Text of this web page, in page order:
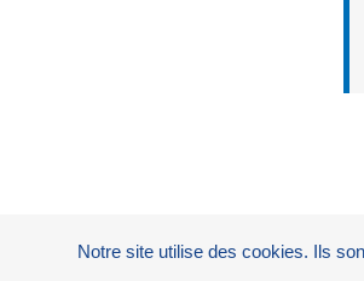
Notre site utilise des cookies. Ils